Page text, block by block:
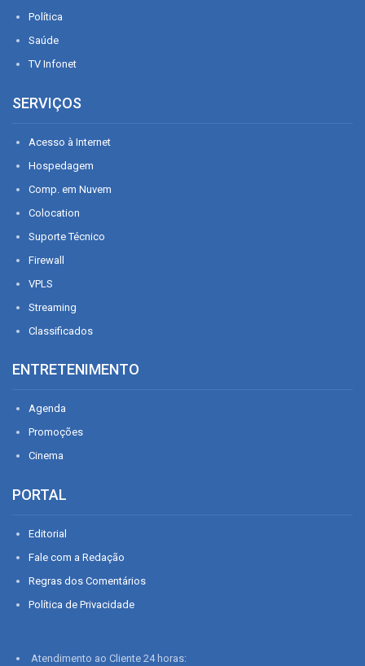
Política
Saúde
TV Infonet
SERVIÇOS
Acesso à Internet
Hospedagem
Comp. em Nuvem
Colocation
Suporte Técnico
Firewall
VPLS
Streaming
Classificados
ENTRETENIMENTO
Agenda
Promoções
Cinema
PORTAL
Editorial
Fale com a Redação
Regras dos Comentários
Política de Privacidade
Atendimento ao Cliente 24 horas: